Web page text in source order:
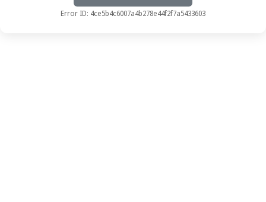
Error ID: 4ce5b4c6007a4b278e44f2f7a5433603